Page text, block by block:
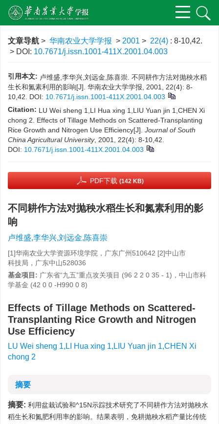
文章导航 > 华南农业大学学报 > 2001 > 22(4) : 8-10,42.
> DOI: 10.7671/j.issn.1001-411X.2001.04.003
引用本文: 卢维盛,李华兴,刘远金,陈喜崇. 不同耕作方法对抛秧水稻
生长和氮素利用的影响[J]. 华南农业大学学报, 2001, 22(4): 8-
10,42. DOI: 10.7671/j.issn.1001-411X.2001.04.003
Citation: LU Wei sheng 1,LI Hua xing 1,LIU Yuan jin 1,CHEN Xi
chong 2. Effects of Tillage Methods on Scattered-Transplanting
Rice Growth and Nitrogen Use Efficiency[J]. Journal of South
China Agricultural University, 2001, 22(4): 8-10,42.
DOI: 10.7671/j.issn.1001-411X.2001.04.003
PDF下载 (142 KB)
不同耕作方法对抛秧水稻生长和氮素利用的影
响
卢维盛,李华兴,刘远金,陈喜崇
[1]华南农业大学资源环境学院，广东广州510642 [2]中山市
科技局，广东中山528036
基金项目: 广东省“九五”重点攻关项目 (96 2 2 0 35 - 1)，中山市科
学基金 (42 0 0 -H990 0 8)
Effects of Tillage Methods on Scattered-
Transplanting Rice Growth and Nitrogen
Use Efficiency
LU Wei sheng 1,LI Hua xing 1,LIU Yuan jin 1,CHEN Xi
chong 2
摘要
摘要: 利用盆栽试验和^15N示踪技术研究了不同耕作方法对抛秧水
稻生长和氮肥利用率的影响。结果表明，免耕抛秧水稻产量比传统